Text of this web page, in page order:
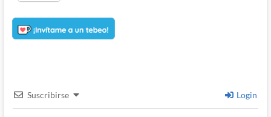
Suscribirse Login